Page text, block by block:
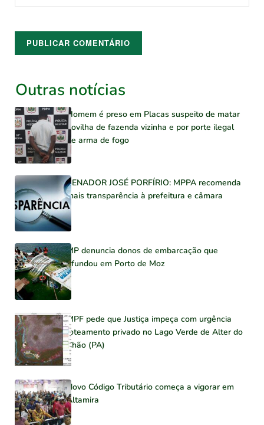
Outras notícias
Homem é preso em Placas suspeito de matar
novilha de fazenda vizinha e por porte ilegal
de arma de fogo
SENADOR JOSÉ PORFÍRIO: MPPA recomenda
mais transparência à prefeitura e câmara
MP denuncia donos de embarcação que
afundou em Porto de Moz
MPF pede que Justiça impeça com urgência
loteamento privado no Lago Verde de Alter do
Chão (PA)
Novo Código Tributário começa a vigorar em
Altamira